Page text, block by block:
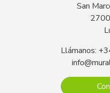
San
Llámanos: